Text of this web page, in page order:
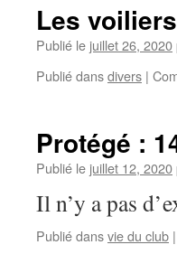
Les
Publié le juillet 26, 2020
Publié dansdivers |
Protégé :
Publié le juillet 12, 2020
Il n’y a pas
Publié dansvie du club |